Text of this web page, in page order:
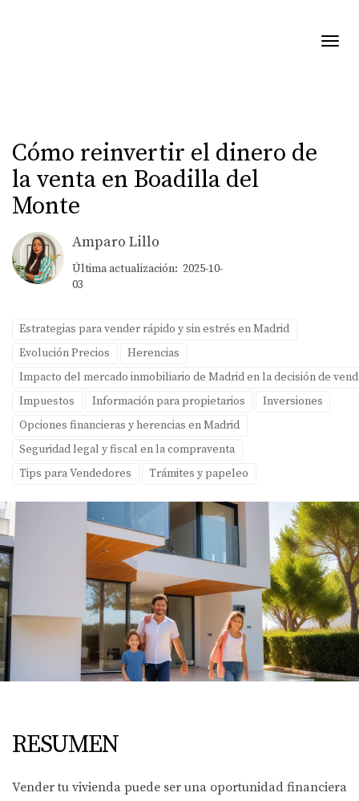
Cómo reinvertir el dinero de
la venta en Boadilla del
Monte
Amparo Lillo
Última actualización: 2025-10-
03
Estrategias para vender rápido y sin estrés en Madrid
Evolución Precios
Herencias
Impacto del mercado inmobiliario de Madrid en la decisión de
Impuestos
Información para propietarios
Inversiones
Opciones financieras y herencias en Madrid
Seguridad legal y fiscal en la compraventa
Tips para Vendedores
Trámites y papeleo
RESUMEN
Vender tu vivienda puede ser una oportunidad financiera